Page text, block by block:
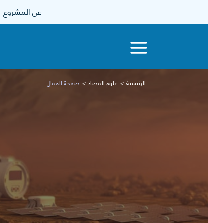
عن المشروع
الرئيسية علوم الفضاء صفحة المقال